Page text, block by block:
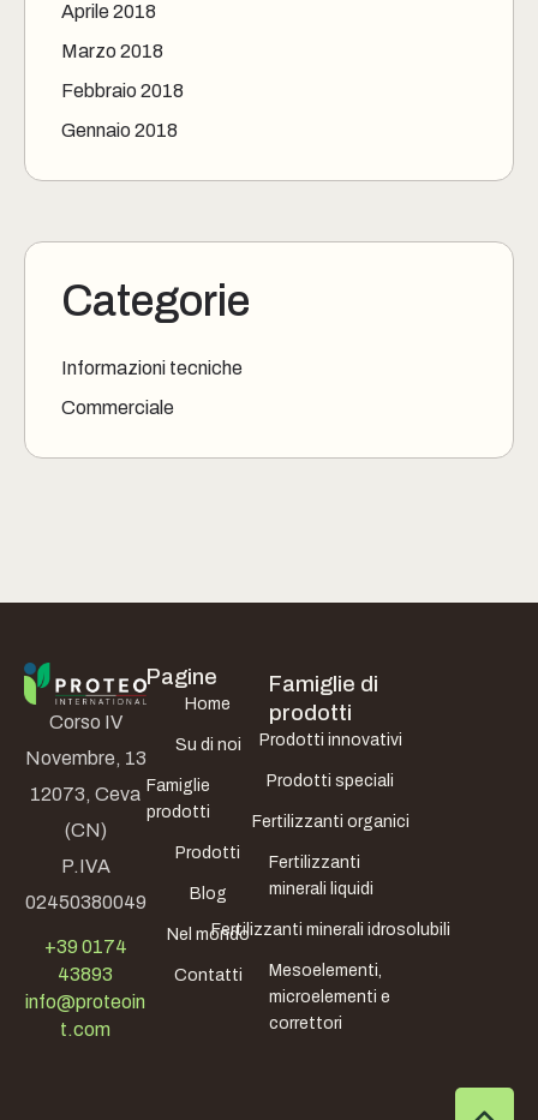
Aprile 2018
Marzo 2018
Febbraio 2018
Gennaio 2018
Categorie
Informazioni tecniche
Commerciale
Corso IV
Novembre, 13
12073, Ceva
(CN)
P.IVA
02450380049
+39 0174
43893
info@proteoin
t.com
Pagine
Home
Su di noi
Famiglie
prodotti
Prodotti
Blog
Nel mondo
Contatti
Famiglie di
prodotti
Prodotti innovativi
Prodotti speciali
Fertilizzanti organici
Fertilizzanti
minerali liquidi
Fertilizzanti minerali idrosolubili
Mesoelementi,
microelementi e
correttori